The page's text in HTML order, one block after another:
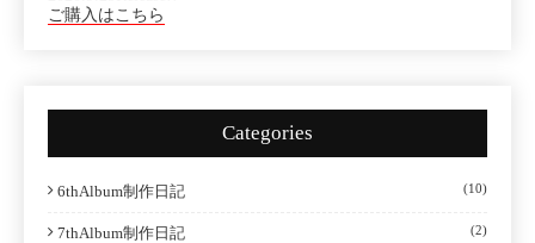
ご購入はこちら
Categories
6thAlbum制作日記 (10)
7thAlbum制作日記 (2)